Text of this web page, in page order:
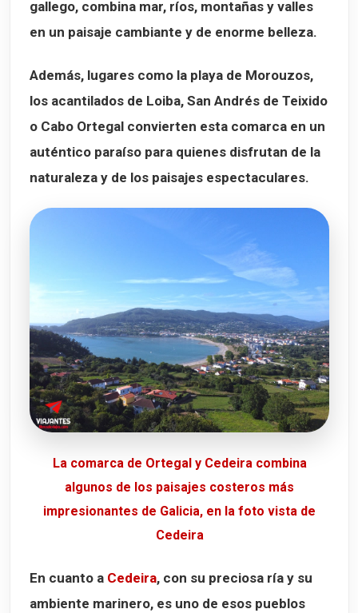
gallego, combina mar, ríos, montañas y valles
en un paisaje cambiante y de enorme belleza.
Además, lugares como la playa de Morouzos,
los acantilados de Loiba, San Andrés de Teixido
o Cabo Ortegal convierten esta comarca en un
auténtico paraíso para quienes disfrutan de la
naturaleza y de los paisajes espectaculares.
La comarca de Ortegal y Cedeira combina
algunos de los paisajes costeros más
impresionantes de Galicia, en la foto vista de
Cedeira
En cuanto a Cedeira, con su preciosa ría y su
ambiente marinero, es uno de esos pueblos